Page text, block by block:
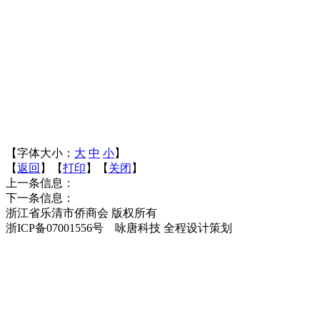
【字体大小： 大 中 小】
【返回 】【打印 】【 关闭 】
上一条信息：
下一条信息：
浙江省乐清市侨商会 版权所有
浙ICP备07001556号 咏唐科技 全程设计策划